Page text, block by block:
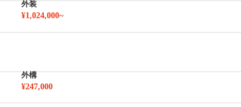
外装
¥1,024,000~
外構
¥247,000